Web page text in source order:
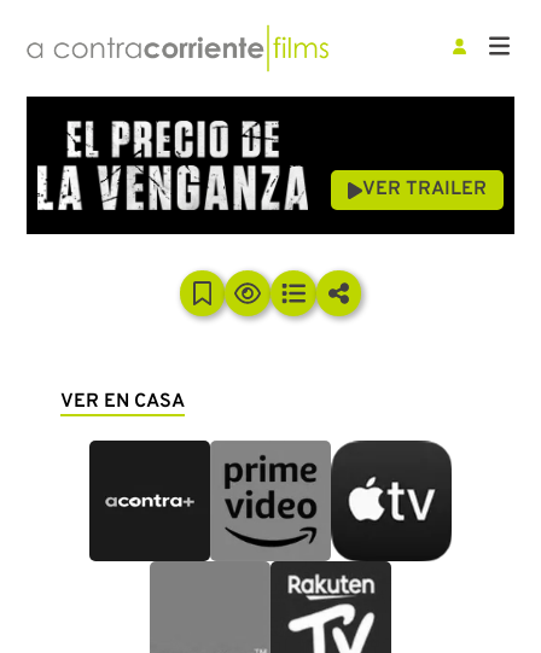
VER TRAILER
VER EN CASA